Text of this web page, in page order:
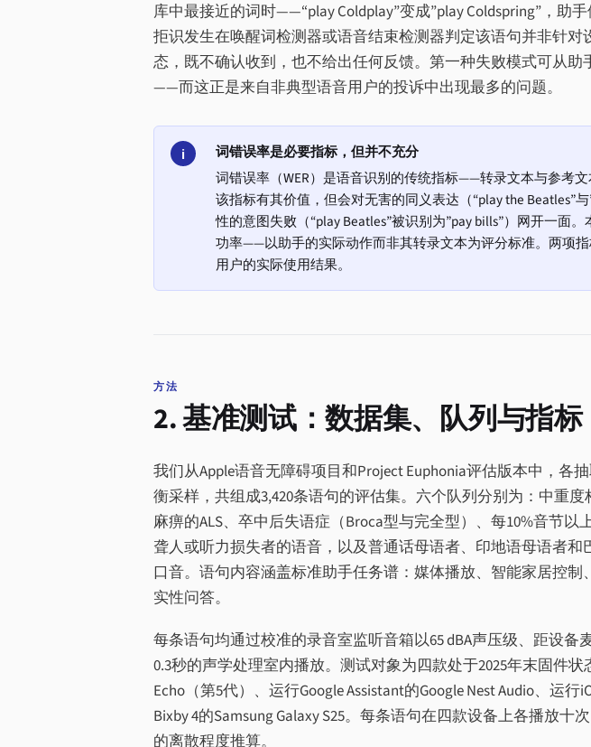
库中最接近的词时——“play Coldplay”变成”play Coldspring”，助
拒识发生在唤醒词检测器或语音结束检测器判定该语句并非针
态，既不确认收到，也不给出任何反馈。第一种失败模式可从
——而这正是来自非典型语音用户的投诉中出现最多的问题。
i 词错误率是必要指标，但并不充分
词错误率（WER）是语音识别的传统指标——转录文本与参考
该指标有其价值，但会对无害的同义表达（“play the Beatles”
性的意图失败（“play Beatles”被识别为”pay bills”）网开一面
功率——以助手的实际动作而非其转录文本为评分标准。两项
用户的实际使用结果。
方法
2. 基准测试：数据集、队列与指标
我们从Apple语音无障碍项目和Project Euphonia评估版本中，各
衡采样，共组成3,420条语句的评估集。六个队列分别为：中重
麻痹的ALS、卒中后失语症（Broca型与完全型）、每10%音节以
聋人或听力损失者的语音，以及普通话母语者、印地语母语者
口音。语句内容涵盖标准助手任务谱：媒体播放、智能家居控
实性问答。
每条语句均通过校准的录音室监听音箱以65 dBA声压级、距设
0.3秒的声学处理室内播放。测试对象为四款处于2025年末固件状
Echo（第5代）、运行Google Assistant的Google Nest Audio、运行
Bixby 4的Samsung Galaxy S25。每条语句在四款设备上各播放
的离散程度推算。